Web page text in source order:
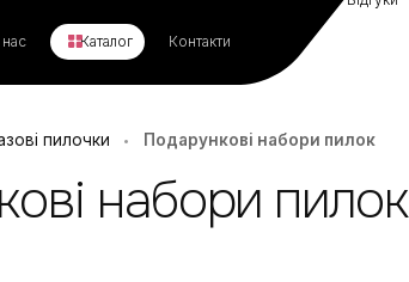
Каталог Контакти
пилочки • Подарункові набори пилок
набори пилок